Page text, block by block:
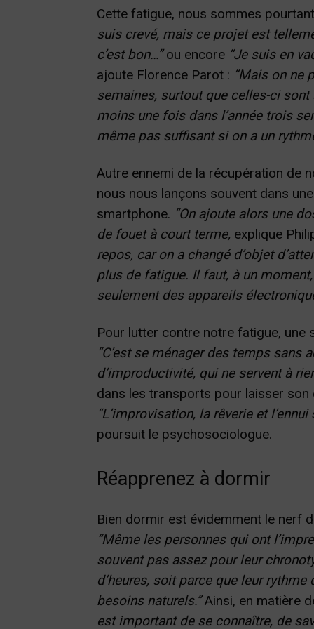
Cette fatigue, nous sommes
suis crevé, mais ce projet est
c’est bon…”ou encore “Je suis en
ajoute Florence Parot : “Mais on ne
semaines, surtout que celles-ci sont
moins une fois dans l’année trois
même pas suffisant si on a un
Autre ennemi de la récupération de
nous nous lançons souvent dans
smartphone. “On ajoute alors une
de fouet à court terme, explique
repos, car on a changé d’objet
plus de fatigue. Il faut, à un moment,
seulement des appareils
Pour lutter contre notre fatigue, une
“C’est se ménager des temps sans
d’improductivité, qui ne servent à
dans les transports pour laisser son
“L’improvisation, la rêverie et
poursuit le psychosociologue.
Réapprenez à dormir
Bien dormir est évidemment le nerf
“Même les personnes qui ont
souvent pas assez pour leur
d’heures, soit parce que leur
besoins naturels.”Ainsi, en matière
est important de se connaître, de